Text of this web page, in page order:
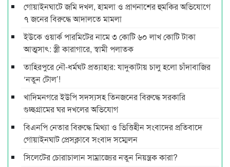
গোয়াইনঘাটে জমি দখল, হামলা ও প্রাণনাশের হুমকির অভিযোগে
৭ জনের বিরুদ্ধে আদালতে মামলা
ইউকে ওয়ার্ক পারমিটের নামে ৩ কোটি ৬০ লাখ কোটি টাকা
আত্মসাৎ: স্ত্রী কারাগারে, স্বামী পলাতক
তাহিরপুরে নৌ-ধর্মঘট প্রত্যাহার: যাদুকাটায় চালু হলো চাঁদাবাজির
‘নতুন টোল’!
খাদিমনগরে ইউপি সদস্যসহ তিনজনের বিরুদ্ধে সরকারি
গুচ্ছগ্রামের ঘর দখলের অভিযোগ
বিএনপি নেতার বিরুদ্ধে মিথ্যা ও ভিত্তিহীন সংবাদের প্রতিবাদে
গোয়াইনঘাট প্রেসক্লাবে সংবাদ সম্মেলন
সিলেটের চোরাচালান সাম্রাজ্যের নতুন নিয়ন্ত্রক কারা?